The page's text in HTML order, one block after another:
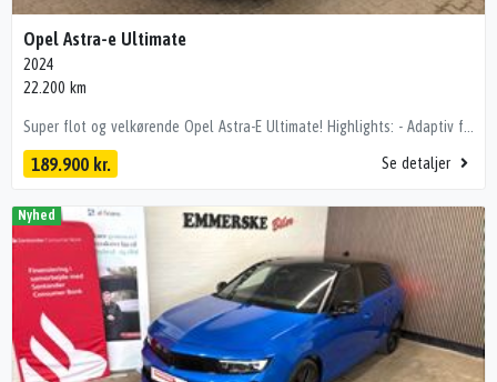
Opel Astra-e Ultimate
2024
22.200 km
Super flot og velkørende Opel Astra-E Ultimate! Highlights: - Adaptiv fartpilot - Panorama tag - Sædevarme - Ratvarme - Headup display - 360 kamera - P-sensor - Matrix LED forlygter - El sæder - Apple carplay - Navigation - Alufælge - 3 faset opladning! - Og meget mere! Bilen er importeret og kan derfor variere i forhold til danske modeller. 🔐 Tryghed & kvalitet med Emmerske Tryghedspakke Ønsker du maksimal tryghed i din kommende bilhandel? Med Emmerske Tryghedspakke leveres bilen: ✔ Nysynet ✔ Nyserviceret ✔ Professionelt klargjort Alt dette for kun 3.500 kr., så du får en bil der er 100% klar til vejen kørecomputer, digitalt cockpit, læderrat, dellæderindtræk, sportssæder, højdejust. førersæde, højdejust. forsæder, el indst. forsæder, el indst. førersæde, splitbagsæde, mørk loftbeklædning, ambiente belysning, alufælge, glastag, el-soltag, led kørelys, fuld led forlygter, matrix led forlygter, automatgear, aircondition, fuldaut. klima, varme i rat, fjernb. centrallås, adaptiv fartpilot, nøglefri tænding, sædevarme, 4x el-ruder, navigation, håndfrit til mobil, dab radio, musikstreaming via bluetooth, apple carplay, android auto, bakkamera, 360° kamera, parkeringssensor (bag), parkeringssensor (for), isofix, automatisk lys, vognbaneassistent Vi tager gerne din bil i bytte og tilbyder udvidet sikring på mekaniske nedbrud på bilen i op til 36 mdr. Vi hjælper gerne med finansiering med eller uden udbetaling. www.emmerske-biler.dk Der tages forbehold for tastefejl.
189.900 kr. Se detaljer
Nyhed